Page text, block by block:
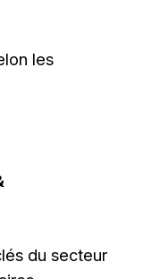
les
du secteur